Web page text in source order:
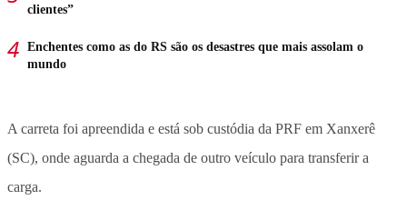
clientes”
Enchentes como as do RS são os desastres que mais assolam o
mundo
A carreta foi apreendida e está sob custódia da PRF em Xanxerê
(SC), onde aguarda a chegada de outro veículo para transferir a
carga.